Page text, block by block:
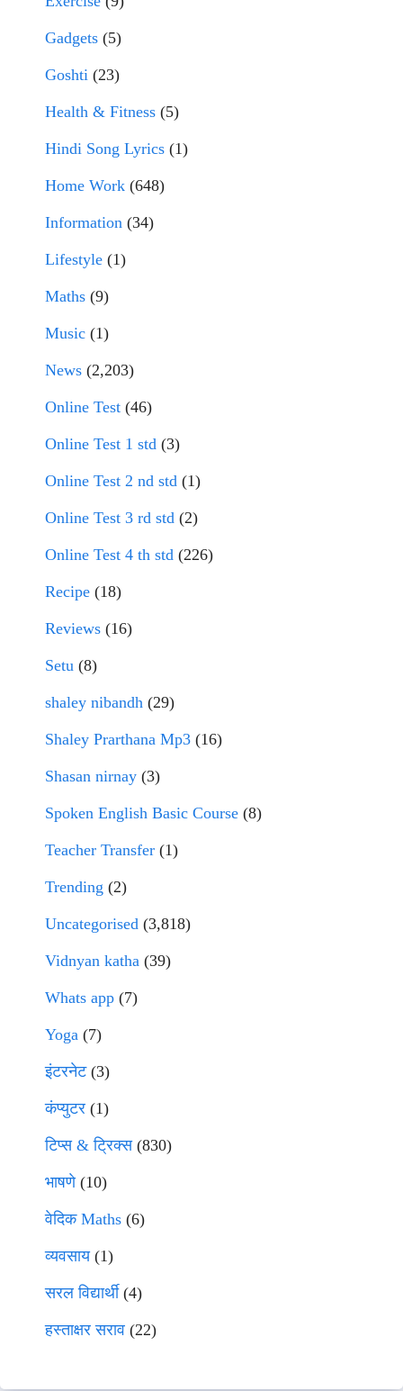
Gadgets (5)
Goshti (23)
Health & Fitness (5)
Hindi Song Lyrics (1)
Home Work (648)
Information (34)
Lifestyle (1)
Maths (9)
Music (1)
News (2,203)
Online Test (46)
Online Test 1 std (3)
Online Test 2 nd std (1)
Online Test 3 rd std (2)
Online Test 4 th std (226)
Recipe (18)
Reviews (16)
Setu (8)
shaley nibandh (29)
Shaley Prarthana Mp3 (16)
Shasan nirnay (3)
Spoken English Basic Course (8)
Teacher Transfer (1)
Trending (2)
Uncategorised (3,818)
Vidnyan katha (39)
Whats app (7)
Yoga (7)
इंटरनेट(3)
कंप्युटर (1)
टिप्स & ट्रिक्स(830)
भाषणे(10)
वेदिक Maths (6)
व्यवसाय(1)
सरल विद्यार्थी(4)
हस्ताक्षर सराव (22)